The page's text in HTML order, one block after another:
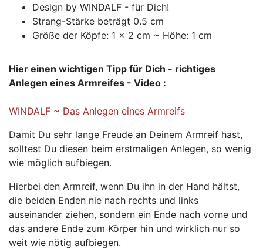
Design by WINDALF - für Dich!
Strang-Stärke beträgt 0.5 cm
Größe der Köpfe: 1 x 2 cm ~ Höhe: 1 cm
Hier einen wichtigen Tipp für Dich - richtiges
Anlegen eines Armreifes - Video :
WINDALF ~ Das Anlegen eines Armreifs
Damit Du sehr lange Freude an Deinem Armreif hast,
solltest Du diesen beim erstmaligen Anlegen, so wenig
wie möglich aufbiegen.
Hierbei den Armreif, wenn Du ihn in der Hand hältst,
die beiden Enden nie nach rechts und links
auseinander ziehen, sondern ein Ende nach vorne und
das andere Ende zum Körper hin und wirklich nur so
weit wie nötig aufbiegen.